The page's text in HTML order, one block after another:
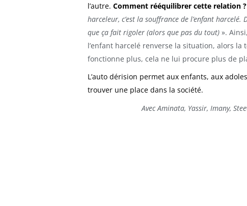
l’autre. Comment rééquilibrer cette relation ?
harceleur, c’est la souffrance de l’enfant
que ça fait rigoler (alors que pas du tout) ».
l’enfant harcelé renverse la situation, alors
fonctionne plus, cela ne lui procure plus de
L’auto dérision permet aux enfants, aux
trouver une place dans la société.
Avec Aminata, Yassir, Imany,